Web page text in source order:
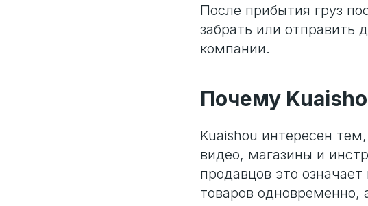
После прибытия груз
забрать или отправить
компании.
Почему
Kuaishou интересен
видео, магазины и
продавцов это
товаров